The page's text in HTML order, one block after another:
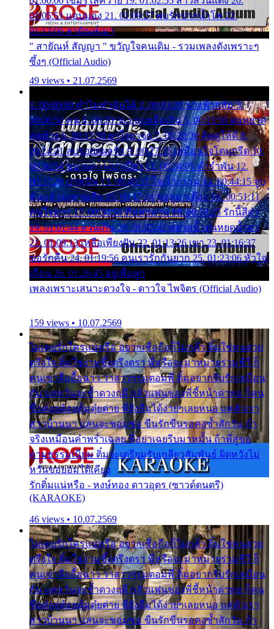
01:05:51 แอบมอง 21. 01:09:27 พบรักปากน้ำโพ 22.
01:13:06 สายัณห์เมา
" สายัณห์ สัญญา " ขวัญใจคนเดิม - รวมเพลงดังเพราะๆ
ซึ้งๆ (Official Audio)
49 views • 21.07.2569
1. 00:00:00 ทำไมทำฉันได้ 2. 00:03:20 นางฟ้าสลัม 3.
00:06:50 คน 4. 00:10:36 บุญเหลือเกิน 5. 00:13:58 ฝนหยาด
สุดท้าย 6. 00:17:30 ยาใจยาจก 7. 00:20:30 คิดดูให้ดี 8.
00:24:21 ลบรอยแผลรัก 9. 00:27:35 เหมือนใจโดนกรีด 10.
00:30:54 ขบวนการเปาเปียว 11. 00:34:05 คำรำพัน 12.
00:37:20 ปาหนัน 13. 00:40:37 ใจเจ้ากรรม 14. 00:44:15 จูบ
ฉันแล้วจงตายเสีย 15. 00:47:24 ขอสูมาเต๊อะ 16. 00:51:11
คนใจมาร 17. 00:54:50 คืนทรมาน 18. 00:58:25 รักนี้สีดำ
19. 01:01:44 ส่วนเกิน 20. 01:05:42 หยาดน้ำฝนหยดน้ำตา
21. 01:09:13 เหลือเพียงฝัน 22. 01:13:26 เขา 23. 01:16:37
ขอรักคืน 24. 01:19:56 คนเรารักกันยาก 25. 01:23:06 หัวใจ
เถื่อน 26. 01:26:45 อยู่เพื่อลูก
เพลงเพราะเสนาะดวงใจ - ดาวใจ ไพจิตร (Official Audio)
159 views • 10.07.2569
ไม่เคยรักใครแน่หรือ อยากเชื่อถือก็ไม่กล้า ติ๋มใช่คนสวย
ตรึงใจ ติ๋มใช่งามซึ้งตรึงตรา พี่หรือจะมาหมายร่วมชีวี ก็
คนเขาลืออื้อฉาว ว่าสาวๆรุมตอมพี่ ติ๋มอยากรับรักเหมือน
กัน แต่หวั่นจะช้ำดวงฤดี กลัวแฟนของพี่ชี้หน้าด่าทอ ก็คน
ชื่อต๋อยต้อยตุ้มตุ๋ยต่าย พี่ยังลืมได้ง่ายๆเลยหนอ แค่ตัวเรา
สาวบ้านนา แสนจะซอมซ่อ ขืนรักขืนรอคงช้ำสักวัน ถ้า
จริงเหมือนคำพร่ำเฉลย พี่อย่าเฉยรีบมาหมั้น ถ้าพี่สู่ขอ
ตามธรรมเนียม ติ๋มจะเตรียมรับเกลียวสัมพันธ์ ผิดหวังไม่
หวั่นขอยอมได้เคียง
รักติ๋มแน่หรือ - หงษ์ทอง ดาวอุดร (ซาวด์ดนตรี)
(KARAOKE)
46 views • 10.07.2569
ไม่เคยรักใครแน่หรือ อยากเชื่อถือก็ไม่กล้า ติ๋มใช่คนสวย
ตรึงใจ ติ๋มใช่งามซึ้งตรึงตรา พี่หรือจะมาหมายร่วมชีวี ก็
คนเขาลืออื้อฉาว ว่าสาวๆรุมตอมพี่ ติ๋มอยากรับรักเหมือน
กัน แต่หวั่นจะช้ำดวงฤดี กลัวแฟนของพี่ชี้หน้าด่าทอ ก็คน
ชื่อต๋อยต้อยตุ้มตุ๋ยต่าย พี่ยังลืมได้ง่ายๆเลยหนอ แค่ตัวเรา
สาวบ้านนา แสนจะซอมซ่อ ขืนรักขืนรอคงช้ำสักวัน ถ้า